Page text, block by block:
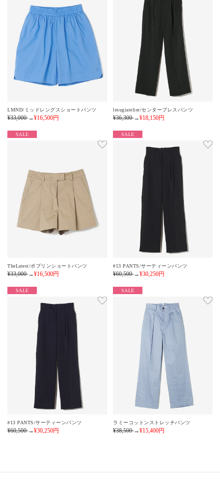
LMND/ミッドレングスショートパンツ
¥33,000→¥16,500円
lesugiatelier/センタープレスパンツ
¥36,300→¥18,150円
SALE
TheLatest/ポプリンショートパンツ
¥33,000→¥16,500円
SALE
#13 PANTS/サーティーンパンツ
¥60,500→¥30,250円
SALE
#13 PANTS/サーティーンパンツ
¥60,500→¥30,250円
SALE
ラミーコットンストレッチパンツ
¥38,500→¥15,400円